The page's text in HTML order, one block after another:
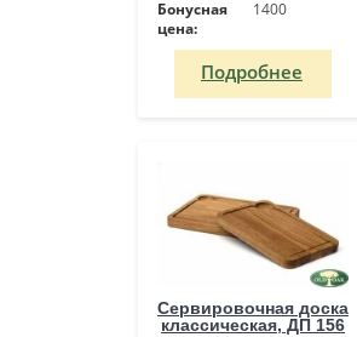
Бонусная
цена:
1400
Подробнее
Сервировочная доска
классическая, ДП 156